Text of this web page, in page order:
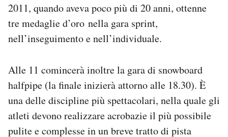
2011, quando aveva poco più di 20 anni, ottenne
tre medaglie d’oro nella gara sprint,
nell’inseguimento e nell’individuale.
Alle 11 comincerà inoltre la gara di snowboard
halfpipe (la finale inizierà attorno alle 18.30). È
una delle discipline più spettacolari, nella quale gli
atleti devono realizzare acrobazie il più possibile
pulite e complesse in un breve tratto di pista